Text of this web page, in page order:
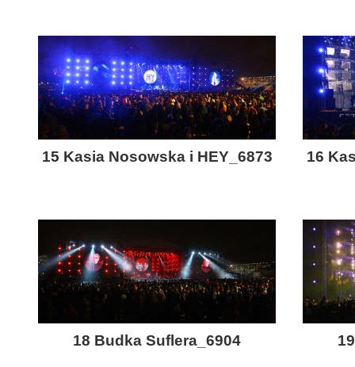
15 Kasia Nosowska i HEY_6873 16
18 Budka Suflera_6904